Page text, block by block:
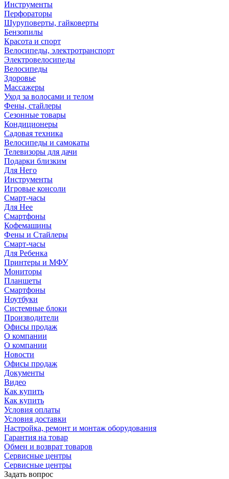
Инструменты
Перфораторы
Шуруповерты, гайковерты
Бензопилы
Красота и спорт
Велосипеды, электротранспорт
Электровелосипеды
Велосипеды
Здоровье
Массажеры
Уход за волосами и телом
Фены, стайлеры
Сезонные товары
Кондиционеры
Садовая техника
Велосипеды и самокаты
Телевизоры для дачи
Подарки близким
Для Него
Инструменты
Игровые консоли
Смарт-часы
Для Нее
Смартфоны
Кофемашины
Фены и Стайлеры
Смарт-часы
Для Ребенка
Принтеры и МФУ
Мониторы
Планшеты
Смартфоны
Ноутбуки
Системные блоки
Производители
Офисы продаж
О компании
О компании
Новости
Офисы продаж
Документы
Видео
Как купить
Как купить
Условия оплаты
Условия доставки
Настройка, ремонт и монтаж оборудования
Гарантия на товар
Обмен и возврат товаров
Сервисные центры
Сервисные центры
Задать вопрос